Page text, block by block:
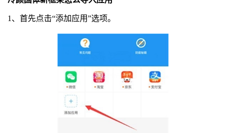
1、首先点击“添加应用”选项。